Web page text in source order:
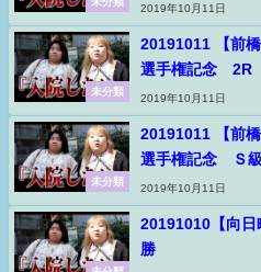
未分類
2019年10月11日
未分類
20191011 【前
選手権記念 2R
2019年10月11日
未分類
20191011 【前
選手権記念 Ｓ
2019年10月11日
20191010【向
勝